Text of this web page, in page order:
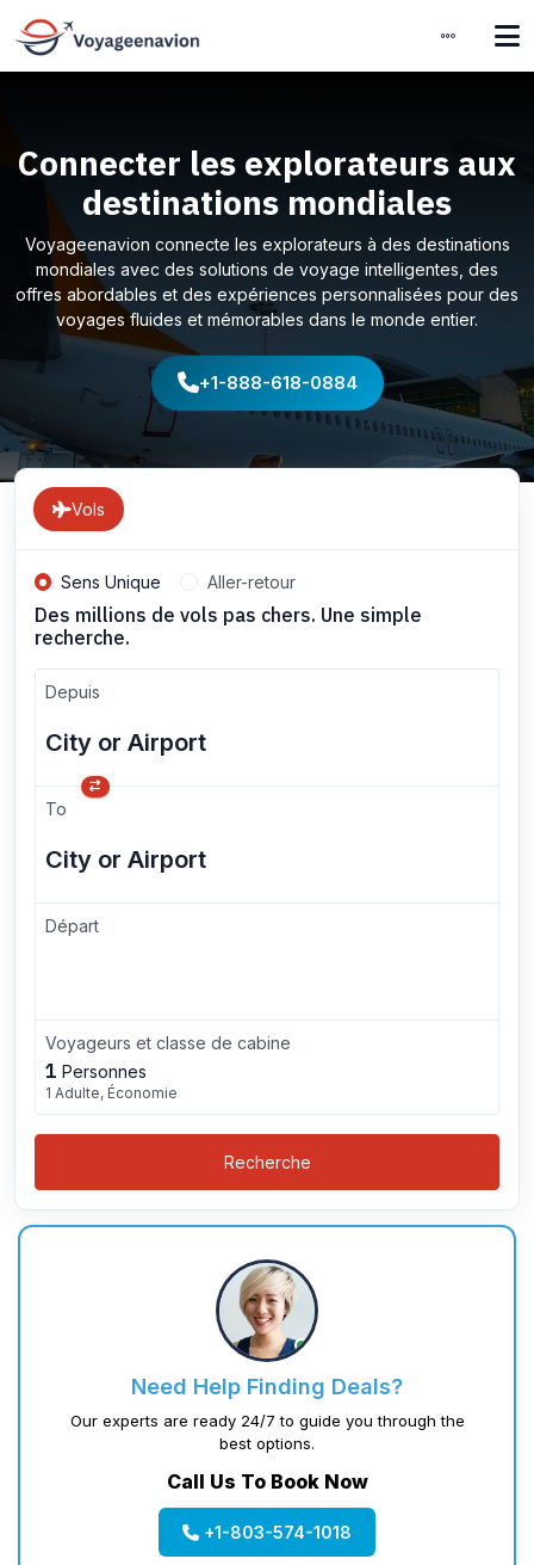
Connecter les explorateurs aux
destinations mondiales
Voyageenavion connecte les explorateurs à des destinations
mondiales avec des solutions de voyage intelligentes, des
offres abordables et des expériences personnalisées pour des
voyages fluides et mémorables dans le monde entier.
+1-888-618-0884
Vols
Sens Unique Aller-retour
Des millions de vols pas chers. Une simple
recherche.
Depuis
To
Départ
Voyageurs et classe de cabine
1 Personnes
1 Adulte, Économie
Recherche
Need Help Finding Deals?
Our experts are ready 24/7 to guide you through the
best options.
Call Us To Book Now
+1-803-574-1018